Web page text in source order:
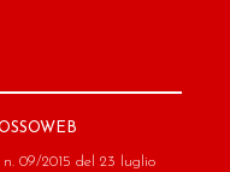
09/2015 del 23 luglio